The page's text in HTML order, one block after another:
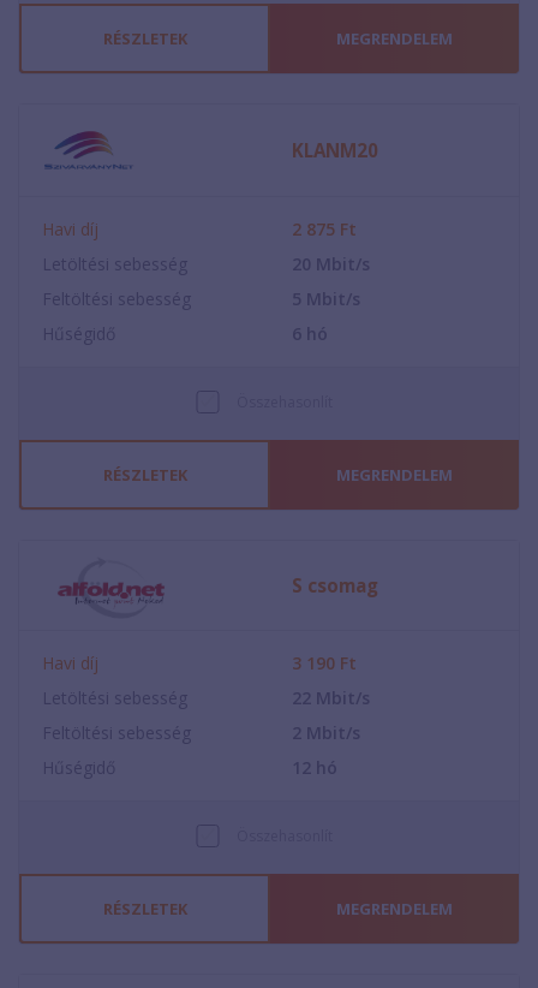
RÉSZLETEK MEGRENDELEM
KLANM20
Havi díj 2 875 Ft
Letöltési sebesség
20 Mbit/s
Feltöltési sebesség
5 Mbit/s
Hűségidő
6 hó
RÉSZLETEK MEGRENDELEM
S csomag
Havi díj 3 190 Ft
Letöltési sebesség
22 Mbit/s
Feltöltési sebesség
2 Mbit/s
Hűségidő
12 hó
RÉSZLETEK MEGRENDELEM